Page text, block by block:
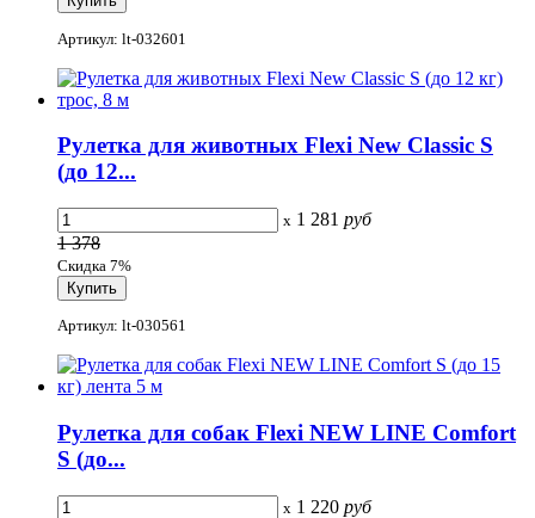
Артикул: lt-032601
Рулетка для животных Flexi New Classic S
(до 12...
x 1 281 руб
1 378
Скидка 7%
Артикул: lt-030561
Рулетка для собак Flexi NEW LINE Comfort
S (до...
x 1 220 руб